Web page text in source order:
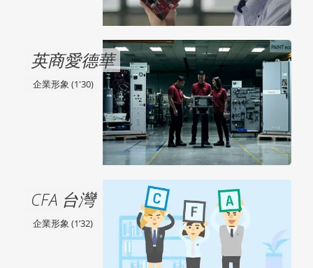
英商愛德華
企業形象 (1'30)
CFA 台灣
企業形象 (1’32)